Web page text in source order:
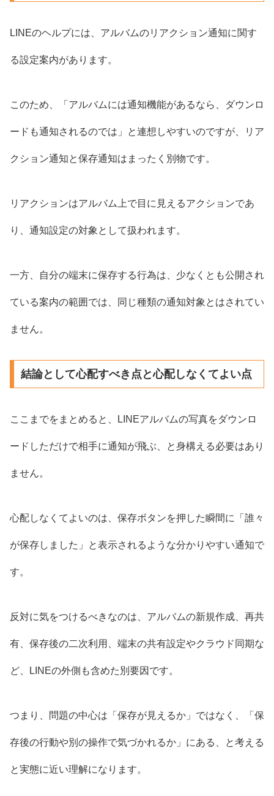
LINEのヘルプには、アルバムのリアクション通知に関す
る設定案内があります。
このため、「アルバムには通知機能があるなら、ダウンロ
ードも通知されるのでは」と連想しやすいのですが、リア
クション通知と保存通知はまったく別物です。
リアクションはアルバム上で目に見えるアクションであ
り、通知設定の対象として扱われます。
一方、自分の端末に保存する行為は、少なくとも公開され
ている案内の範囲では、同じ種類の通知対象とはされてい
ません。
結論として心配すべき点と心配しなくてよい点
ここまでをまとめると、LINEアルバムの写真をダウンロ
ードしただけで相手に通知が飛ぶ、と身構える必要はあり
ません。
心配しなくてよいのは、保存ボタンを押した瞬間に「誰々
が保存しました」と表示されるような分かりやすい通知で
す。
反対に気をつけるべきなのは、アルバムの新規作成、再共
有、保存後の二次利用、端末の共有設定やクラウド同期な
ど、LINEの外側も含めた別要因です。
つまり、問題の中心は「保存が見えるか」ではなく、「保
存後の行動や別の操作で気づかれるか」にある、と考える
と実態に近い理解になります。